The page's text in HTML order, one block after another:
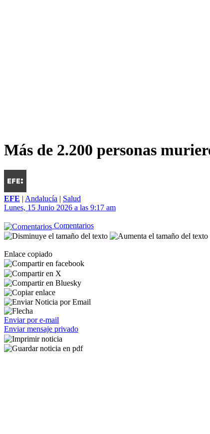
Más de 2.200 personas
EFE | Andalucía | Salud
Lunes, 15 Junio 2026 a las 9:17 am
Comentarios
Enlace copiado
Enviar por e-mail
Enviar mensaje privado